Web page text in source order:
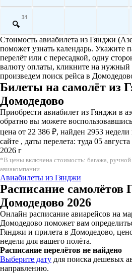
31
Стоимость авиабилета из Гянджи
поможет узнать календарь. Укажите
перелёт или с пересадкой, одну
валюту оплаты, кликните на
произведем поиск рейса в
Билеты на самолёт из
Домодедово
Приобрести авиабилет из Гянджи в
обратно вы можете
цена от 22 386 ₽, найден 2953
сайте , даты перелета: туда 05
2026 г
*В цены включена стоимость: багажа,
авиакомпании
Авиабилеты из Гянджи
Расписание самолётов
Домодедово 2026
Онлайн расписание авиарейсов на
Домодедово поможет вам
Гянджи и прилета в Домодедово,
недели для вашего полёта.
Расписание перелётов не найдено
Выберите дату для поиска дешевых
направлению.